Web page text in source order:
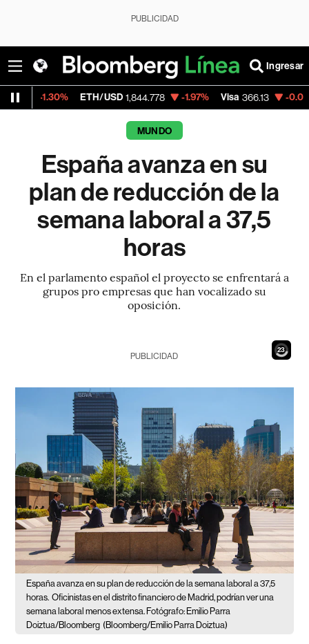
PUBLICIDAD
Ingresar
ETH/USD 1,844.778 -1.97% Visa 366.13 -0.04%
MUNDO
España avanza en su
plan de reducción de la
semana laboral a 37,5
horas
En el parlamento español el proyecto se enfrentará a
grupos pro empresas que han vocalizado su
oposición.
21
PUBLICIDAD
España avanza en su plan de reducción de la semana laboral a 37,5
horas. Oficinistas en el distrito financiero de Madrid, podrían ver una
semana laboral menos extensa. Fotógrafo: Emilio Parra
Doiztua/Bloomberg (Bloomberg/Emilio Parra Doiztua)